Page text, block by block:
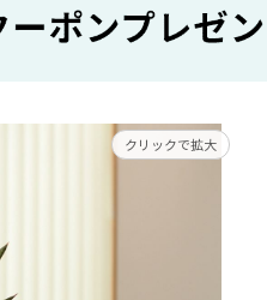
クリックで拡大